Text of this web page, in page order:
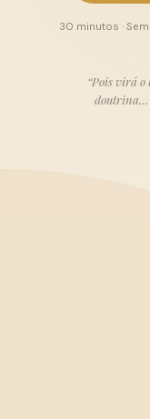
30 minutos ·
“Pois virá o
doutrina…